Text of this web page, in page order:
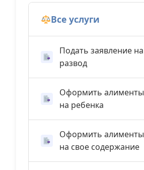
Все услуги
Подать заявление на
развод
Оформить алименты
на ребенка
Оформить алименты
на свое содержание